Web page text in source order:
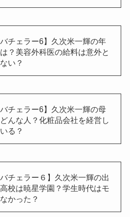
バチェラー6】久次米一輝の年
？美容外科医の給料は意外と
い？
バチェラー6】久次米一輝の母
んな人？化粧品会社を経営し
る？
バチェラー６】久次米一輝の出
校は暁星学園？学生時代はモ
かった？